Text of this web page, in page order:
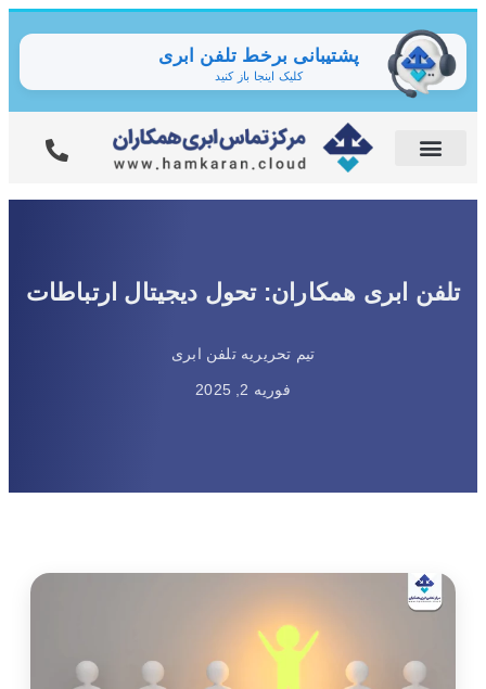
پشتیبانی برخط تلفن ابری
کلیک اینجا باز کنید
تلفن ابری همکاران: تحول دیجیتال ارتباطات
تیم تحریریه تلفن ابری
فوریه 2, 2025